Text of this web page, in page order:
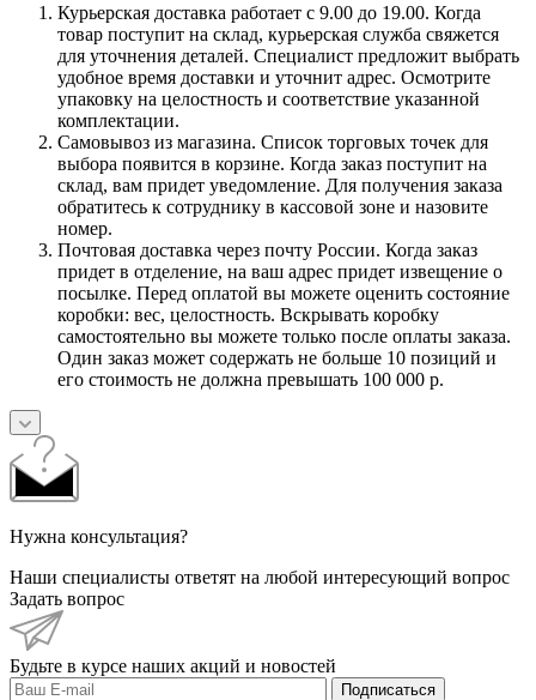
Курьерская доставка работает с 9.00 до 19.00. Когда
товар поступит на склад, курьерская служба свяжется
для уточнения деталей. Специалист предложит выбрать
удобное время доставки и уточнит адрес. Осмотрите
упаковку на целостность и соответствие указанной
комплектации.
Самовывоз из магазина. Список торговых точек для
выбора появится в корзине. Когда заказ поступит на
склад, вам придет уведомление. Для получения заказа
обратитесь к сотруднику в кассовой зоне и назовите
номер.
Почтовая доставка через почту России. Когда заказ
придет в отделение, на ваш адрес придет извещение о
посылке. Перед оплатой вы можете оценить состояние
коробки: вес, целостность. Вскрывать коробку
самостоятельно вы можете только после оплаты заказа.
Один заказ может содержать не больше 10 позиций и
его стоимость не должна превышать 100 000 р.
Нужна консультация?
Наши специалисты ответят на любой интересующий вопрос
Задать вопрос
Будьте в курсе наших акций и новостей
Подписаться